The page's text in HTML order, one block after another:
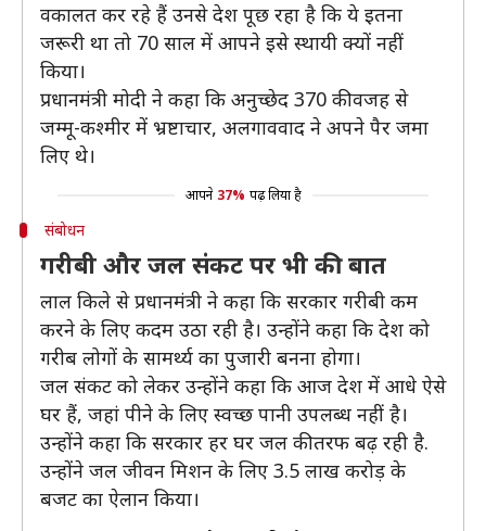
वकालत कर रहे हैं उनसे देश पूछ रहा है कि ये इतना
जरूरी था तो 70 साल में आपने इसे स्थायी क्यों नहीं
किया।
प्रधानमंत्री मोदी ने कहा कि अनुच्छेद 370 की वजह से
जम्मू-कश्मीर में भ्रष्टाचार, अलगाववाद ने अपने पैर जमा
लिए थे।
आपने 37% पढ़ लिया है
संबोधन
गरीबी और जल संकट पर भी की बात
लाल किले से प्रधानमंत्री ने कहा कि सरकार गरीबी कम
करने के लिए कदम उठा रही है। उन्होंने कहा कि देश को
गरीब लोगों के सामर्थ्य का पुजारी बनना होगा।
जल संकट को लेकर उन्होंने कहा कि आज देश में आधे ऐसे
घर हैं, जहां पीने के लिए स्वच्छ पानी उपलब्ध नहीं है।
उन्होंने कहा कि सरकार हर घर जल की तरफ बढ़ रही है.
उन्होंने जल जीवन मिशन के लिए 3.5 लाख करोड़ के
बजट का ऐलान किया।